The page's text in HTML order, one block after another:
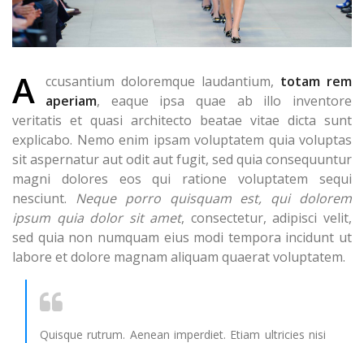
A ccusantium doloremque laudantium, totam rem
aperiam, eaque ipsa quae ab illo inventore
veritatis et quasi architecto beatae vitae dicta sunt
explicabo. Nemo enim ipsam voluptatem quia voluptas
sit aspernatur aut odit aut fugit, sed quia consequuntur
magni dolores eos qui ratione voluptatem sequi
nesciunt. Neque porro quisquam est, qui dolorem
ipsum quia dolor sit amet, consectetur, adipisci velit,
sed quia non numquam eius modi tempora incidunt ut
labore et dolore magnam aliquam quaerat voluptatem.
Quisque rutrum. Aenean imperdiet. Etiam ultricies nisi